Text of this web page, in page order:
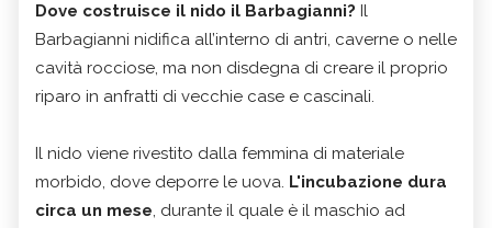
Dove costruisce il nido il Barbagianni? Il
Barbagianni nidifica all’interno di antri, caverne o nelle
cavità rocciose, ma non disdegna di creare il proprio
riparo in anfratti di vecchie case e cascinali.
Il nido viene rivestito dalla femmina di materiale
morbido, dove deporre le uova. L'incubazione dura
circa un mese, durante il quale è il maschio ad